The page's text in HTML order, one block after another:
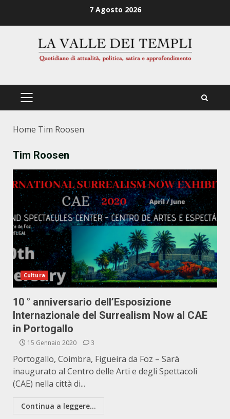
7 Agosto 2026
PRIMÄRES
Home Tim Roosen
Tim Roosen
Cultura
10 ° anniversario dell’Esposizione
Internazionale del Surrealism Now al CAE
in Portogallo
15 Gennaio 2020 3
Portogallo, Coimbra, Figueira da Foz – Sarà
inaugurato al Centro delle Arti e degli Spettacoli
(CAE) nella città di...
Continua a leggere...